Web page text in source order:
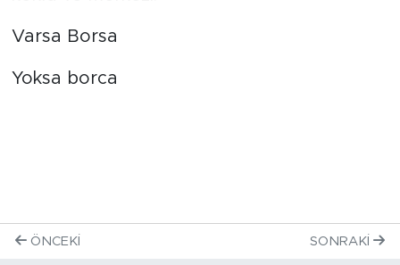
Varsa Borsa
Yoksa borca
ÖNCEKI SONRAKI